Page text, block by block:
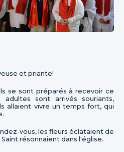
et priante!
sont préparés à recevoir ce
sont arrivés souriants,
allaient vivre un temps fort, qui
vous, les fleurs éclataient de
résonnaient dans l'église.